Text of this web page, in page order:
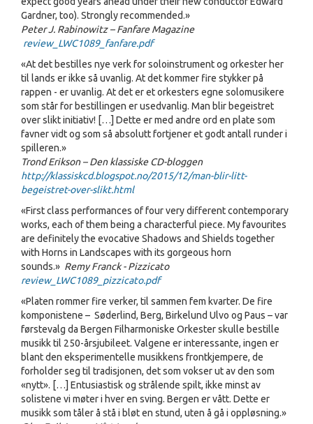
Gardner, too). Strongly recommended.»
Peter J. Rabinowitz – Fanfare Magazine
review_LWC1089_fanfare.pdf
«At det bestilles nye verk for soloinstrument og orkester her
til lands er ikke så uvanlig. At det kommer fire stykker på
rappen - er uvanlig. At det er et orkesters egne solomusikere
som står for bestillingen er usedvanlig. Man blir begeistret
over slikt initiativ! […] Dette er med andre ord en plate som
favner vidt og som så absolutt fortjener et godt antall runder i
spilleren.»
Trond Erikson – Den klassiske CD-bloggen
http://klassiskcd.blogspot.no/2015/12/man-blir-litt-
begeistret-over-slikt.html
«First class performances of four very different contemporary
works, each of them being a characterful piece. My favourites
are definitely the evocative Shadows and Shields together
with Horns in Landscapes with its gorgeous horn
sounds.» Remy Franck - Pizzicato
review_LWC1089_pizzicato.pdf
«Platen rommer fire verker, til sammen fem kvarter. De fire
komponistene – Søderlind, Berg, Birkelund Ulvo og Paus – var
førstevalg da Bergen Filharmoniske Orkester skulle bestille
musikk til 250-årsjubileet. Valgene er interessante, ingen er
blant den eksperimentelle musikkens frontkjempere, de
forholder seg til tradisjonen, det som vokser ut av den som
«nytt». […] Entusiastisk og strålende spilt, ikke minst av
solistene vi møter i hver en sving. Bergen er vått. Dette er
musikk som tåler å stå i bløt en stund, uten å gå i oppløsning.»